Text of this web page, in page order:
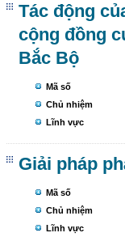
Tác động
cộng đồng
Bắc Bộ
Mã số
Chủ nhiệm
Lĩnh vực
Giải pháp
Mã số
Chủ nhiệm
Lĩnh vực